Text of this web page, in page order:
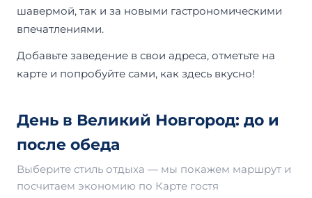
шавермой, так и за новыми гастрономическими
впечатлениями.
Добавьте заведение в свои адреса, отметьте на
карте и попробуйте сами, как здесь вкусно!
День в Великий Новгород: до и
после обеда
Выберите стиль отдыха — мы покажем маршрут и
посчитаем экономию по Карте гостя